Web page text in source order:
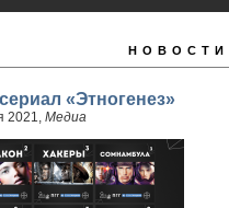
НОВОСТИ
«Этногенез»
2021, Медиа